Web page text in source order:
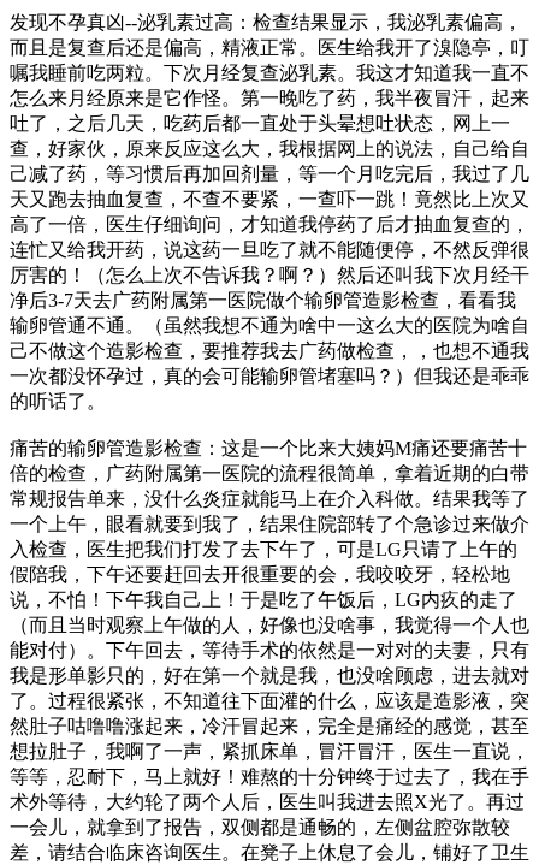
发现不孕真凶--泌乳素过高：检查结果显示，我泌乳素偏高，
而且是复查后还是偏高，精液正常。医生给我开了溴隐亭，叮
嘱我睡前吃两粒。下次月经复查泌乳素。我这才知道我一直不
怎么来月经原来是它作怪。第一晚吃了药，我半夜冒汗，起来
吐了，之后几天，吃药后都一直处于头晕想吐状态，网上一
查，好家伙，原来反应这么大，我根据网上的说法，自己给自
己减了药，等习惯后再加回剂量，等一个月吃完后，我过了几
天又跑去抽血复查，不查不要紧，一查吓一跳！竟然比上次又
高了一倍，医生仔细询问，才知道我停药了后才抽血复查的，
连忙又给我开药，说这药一旦吃了就不能随便停，不然反弹很
厉害的！（怎么上次不告诉我？啊？）然后还叫我下次月经干
净后3-7天去广药附属第一医院做个输卵管造影检查，看看我
输卵管通不通。（虽然我想不通为啥中一这么大的医院为啥自
己不做这个造影检查，要推荐我去广药做检查，，也想不通我
一次都没怀孕过，真的会可能输卵管堵塞吗？）但我还是乖乖
的听话了。
痛苦的输卵管造影检查：这是一个比来大姨妈M痛还要痛苦十
倍的检查，广药附属第一医院的流程很简单，拿着近期的白带
常规报告单来，没什么炎症就能马上在介入科做。结果我等了
一个上午，眼看就要到我了，结果住院部转了个急诊过来做介
入检查，医生把我们打发了去下午了，可是LG只请了上午的
假陪我，下午还要赶回去开很重要的会，我咬咬牙，轻松地
说，不怕！下午我自己上！于是吃了午饭后，LG内疚的走了
（而且当时观察上午做的人，好像也没啥事，我觉得一个人也
能对付）。下午回去，等待手术的依然是一对对的夫妻，只有
我是形单影只的，好在第一个就是我，也没啥顾虑，进去就对
了。过程很紧张，不知道往下面灌的什么，应该是造影液，突
然肚子咕噜噜涨起来，冷汗冒起来，完全是痛经的感觉，甚至
想拉肚子，我啊了一声，紧抓床单，冒汗冒汗，医生一直说，
等等，忍耐下，马上就好！难熬的十分钟终于过去了，我在手
术外等待，大约轮了两个人后，医生叫我进去照X光了。再过
一会儿，就拿到了报告，双侧都是通畅的，左侧盆腔弥散较
差，请结合临床咨询医生。在凳子上休息了会儿，铺好了卫生